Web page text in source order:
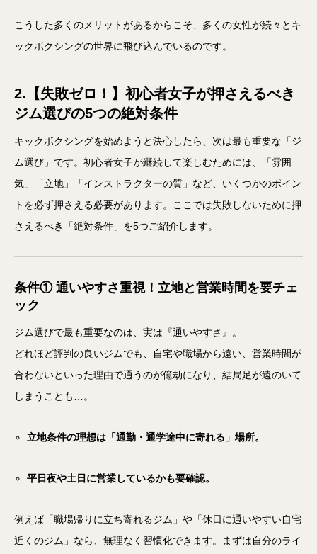
こうした多くのメリットがあるからこそ、多くの女性が続々とキ
ックボクシングの世界に飛び込んでいるのです。
2.【失敗ゼロ！】初心者女子が押さえるべき
ジム選びの5つの絶対条件
キックボクシングを始めようと決心したら、次は最も重要な「ジ
ム選び」です。初心者女子が継続して楽しむためには、「雰囲
気」「立地」「インストラクターの質」など、いくつかのポイン
トを必ず押さえる必要があります。ここでは失敗しないために押
さえるべき「絶対条件」を5つご紹介します。
条件① 通いやすさ重視！立地と営業時間を要チェ
ック
ジム選びで最も重要なのは、実は『通いやすさ』。
どれほど評判の良いジムでも、自宅や職場から遠い、営業時間が
合わないといった理由で通うのが億劫になり、結局足が遠のいて
しまうことも…。
立地条件の理想は「通勤・通学途中に寄れる」場所。
平日夜や土日に営業しているかも要確認。
例えば「職場帰りに立ち寄れるジム」や「休日に通いやすい自宅
近くのジム」なら、無理なく習慣化できます。まずは自分のライ